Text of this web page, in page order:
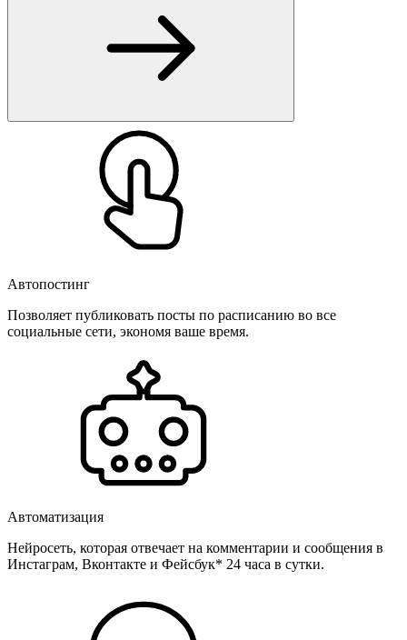
Автопостинг
Позволяет публиковать посты по расписанию во все
социальные сети, экономя ваше время.
Автоматизация
Нейросеть, которая отвечает на комментарии и сообщения в
Инстаграм, Вконтакте и Фейсбук* 24 часа в сутки.